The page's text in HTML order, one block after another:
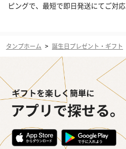
ピングで、最短で即日発送にてご対応
タンプホーム > 誕生日プレゼント・ギフト